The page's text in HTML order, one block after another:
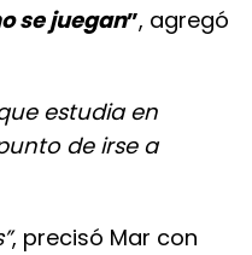
se juegan”, agregó
estudia en
de irse a
, precisó Mar con